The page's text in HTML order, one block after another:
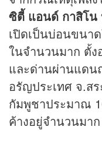
ซิตี้ แอนด์ กาสิโน
เปิดเป็นบ่อนขนา
ในจำนวนมาก ตั้ง
และด่านผ่านแดน
อรัญประเทศ จ.ส
กัมพูชาประมาณ
ค้างอยู่จำนวนมาก